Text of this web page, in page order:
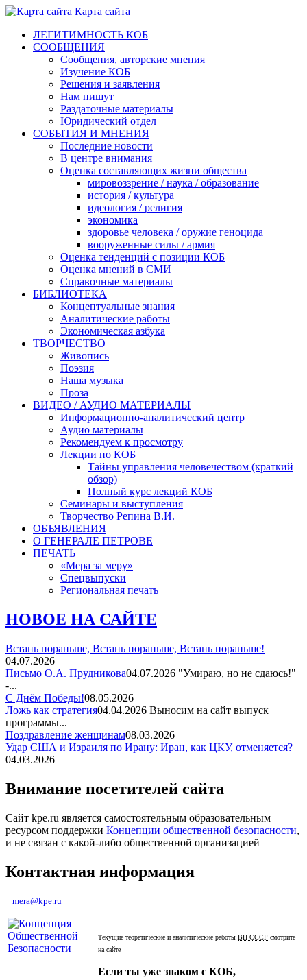
Карта сайта
ЛЕГИТИМНОСТЬ КОБ
СООБЩЕНИЯ
Сообщения, авторские мнения
Изучение КОБ
Решения и заявления
Нам пишут
Раздаточные материалы
Юридический отдел
СОБЫТИЯ И МНЕНИЯ
Последние новости
В центре внимания
Оценка составляющих жизни общества
мировоззрение / наука / образование
история / культура
идеология / религия
экономика
здоровье человека / оружие геноцида
вооруженные силы / армия
Оценка тенденций с позиции КОБ
Оценка мнений в СМИ
Справочные материалы
БИБЛИОТЕКА
Концептуальные знания
Аналитические работы
Экономическая азбука
ТВОРЧЕСТВО
Живопись
Поэзия
Наша музыка
Проза
ВИДЕО / АУДИО МАТЕРИАЛЫ
Информационно-аналитический центр
Аудио материалы
Рекомендуем к просмотру
Лекции по КОБ
Тайны управления человечеством (краткий
обзор)
Полный курс лекций КОБ
Семинары и выступления
Творчество Репина В.И.
ОБЪЯВЛЕНИЯ
О ГЕНЕРАЛЕ ПЕТРОВЕ
ПЕЧАТЬ
«Мера за меру»
Спецвыпуски
Региональная печать
НОВОЕ НА САЙТЕ
Встань пораньше, Встань пораньше, Встань пораньше!
04.07.2026
Письмо О.А. Прудникова04.07.2026 "Умираю, но не сдаюсь!"
-...
С Днём Победы!08.05.2026
Ложь как стратегия04.04.2026 Выносим на сайт выпуск
программы...
Поздравление женщинам08.03.2026
Удар США и Израиля по Ирану: Иран, как ЦКУ, отменяется?
04.03.2026
Внимание посетителей сайта
Сайт kpe.ru является самостоятельным образовательным
ресурсом поддержки Концепции общественной безопасности,
и не связан с какой-либо общественной организацией
Контактная информация
mera@kpe.ru
Текущие теоретические и аналитические работы ВП СССР смотрите
на сайте
Если ты уже знаком с КОБ,